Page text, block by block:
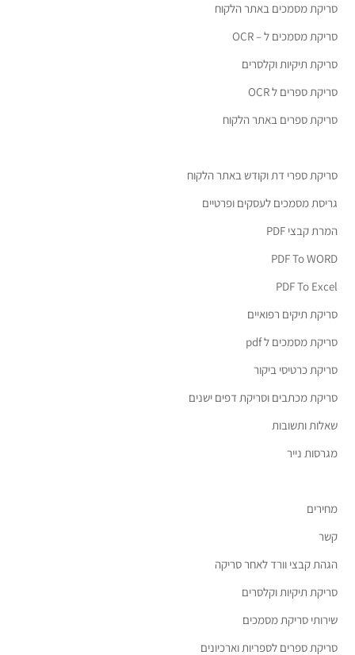
סריקת מסמכים באתר הלקוח
סריקת מסמכים ל – OCR
סריקת תיקיות וקלסרים
סריקת ספרים ל OCR
סריקת ספרים באתר הלקוח
סריקת ספרי דת וקודש באתר הלקוח
גריסת מסמכים לעסקים ופרטיים
המרת קבצי PDF
PDF To WORD
PDF To Excel
סריקת תיקים רפואיים
סריקת מסמכים ל pdf
סריקת כרטיסי ביקור
סריקת מכתבים וסריקת דפים ישנים
שאלות ותשובות
מגרסות נייר
מחירים
קשר
הגהת קבצי וורד לאחר סריקה
סריקת תיקיות וקלסרים
שירותי סריקת מסמכים
סריקת ספרים לספריות וארכיונים